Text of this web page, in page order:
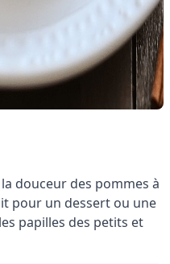
douceur des pommes à
pour un dessert ou une
papilles des petits et